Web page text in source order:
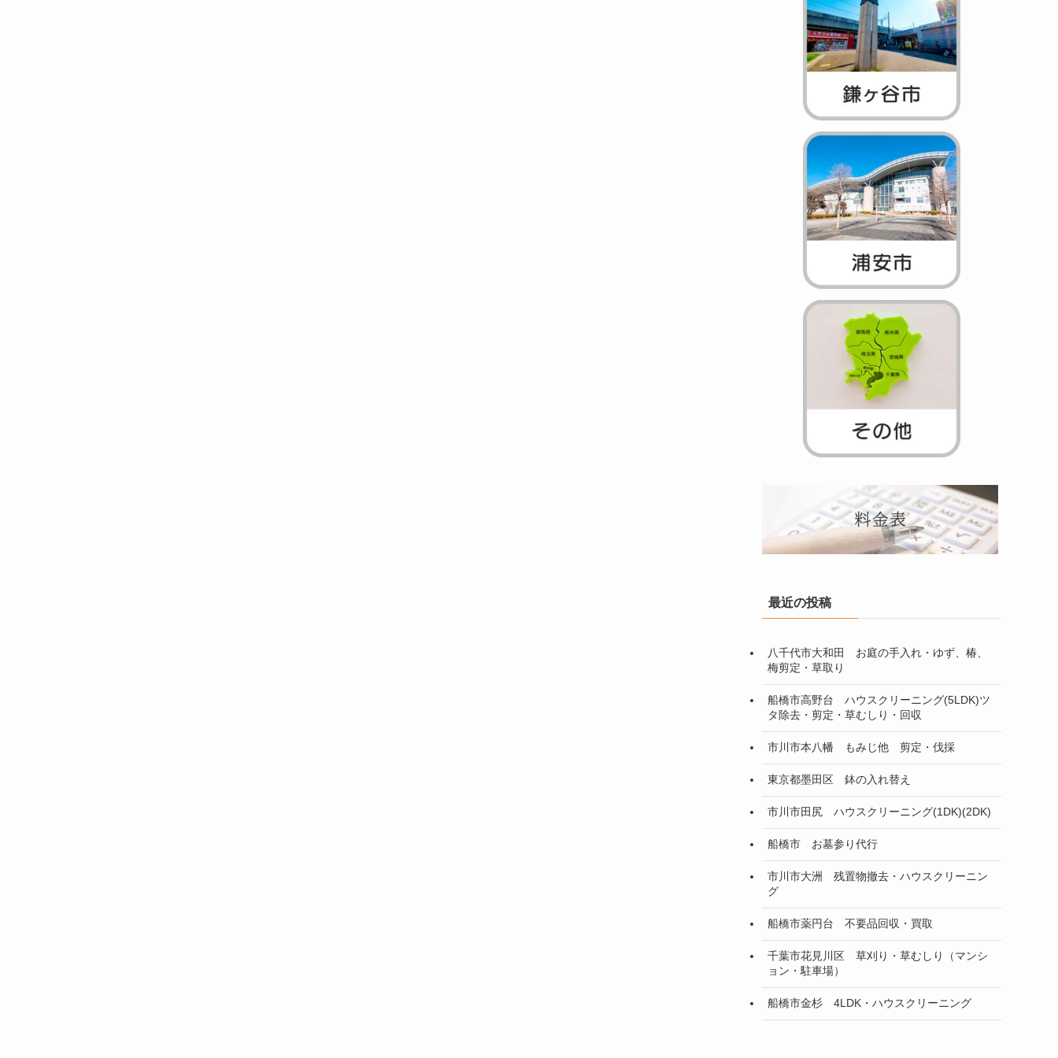
最近の投稿
八千代市大和田 お庭の手入れ・ゆず、椿、
梅剪定・草取り
船橋市高野台 ハウスクリーニング(5LDK)ツ
タ除去・剪定・草むしり・回収
市川市本八幡 もみじ他 剪定・伐採
東京都墨田区 鉢の入れ替え
市川市田尻 ハウスクリーニング(1DK)(2DK)
船橋市 お墓参り代行
市川市大洲 残置物撤去・ハウスクリーニン
グ
船橋市薬円台 不要品回収・買取
千葉市花見川区 草刈り・草むしり（マンシ
ョン・駐車場）
船橋市金杉 4LDK・ハウスクリーニング